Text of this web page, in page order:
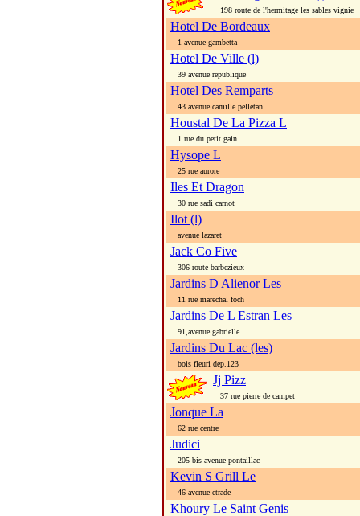
198 route de l'hermitage les sables vignie
Hotel De Bordeaux
1 avenue gambetta
Hotel De Ville (l)
39 avenue republique
Hotel Des Remparts
43 avenue camille pelletan
Houstal De La Pizza L
1 rue du petit gain
Hysope L
25 rue aurore
Iles Et Dragon
30 rue sadi carnot
Ilot (l)
avenue lazaret
Jack Co Five
306 route barbezieux
Jardins D Alienor Les
11 rue marechal foch
Jardins De L Estran Les
91,avenue gabrielle
Jardins Du Lac (les)
bois fleuri dep.123
Jj Pizz
37 rue pierre de campet
Jonque La
62 rue centre
Judici
205 bis avenue pontaillac
Kevin S Grill Le
46 avenue etrade
Khoury Le Saint Genis